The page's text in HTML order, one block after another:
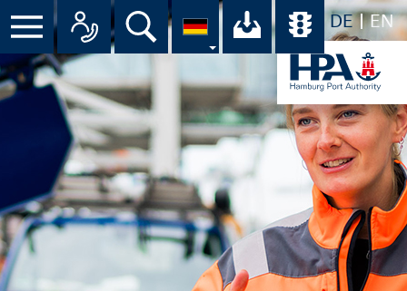
DE EN
Menü Alle Ansprechpartner im
Suche Ihr Download-